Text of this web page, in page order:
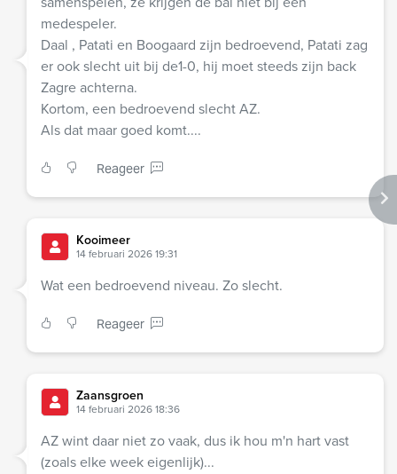
medespeler.
Daal , Patati en Boogaard zijn bedroevend, Patati zag
er ook slecht uit bij de1-0, hij moet steeds zijn back
Zagre achterna.
Kortom, een bedroevend slecht AZ.
Als dat maar goed komt....
Reageer
Kooimeer
14 februari 2026 19:31
Wat een bedroevend niveau. Zo slecht.
Reageer
Zaansgroen
14 februari 2026 18:36
AZ wint daar niet zo vaak, dus ik hou m'n hart vast
(zoals elke week eigenlijk)...